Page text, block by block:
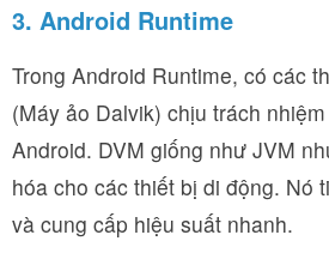
3. Android Runtime
Trong Android Runtime, có các
(Máy ảo Dalvik) chịu trách
Android. DVM giống như JVM
hóa cho các thiết bị di động. Nó
và cung cấp hiệu suất nhanh.